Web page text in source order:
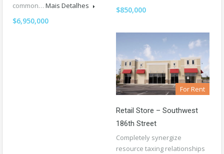
common… Mais Detalhes
$6,950,000
$850,000
For Rent
Retail Store – Southwest
186th Street
Completely synergize
resource taxing relationships